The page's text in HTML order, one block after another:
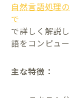
自然言語処理
で
で詳しく解説
語をコンピュ
主な特徴：